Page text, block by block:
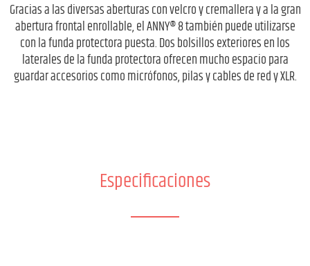
Gracias a las diversas aberturas con velcro y cremallera y a la gran
abertura frontal enrollable, el ANNY® 8 también puede utilizarse
con la funda protectora puesta. Dos bolsillos exteriores en los
laterales de la funda protectora ofrecen mucho espacio para
guardar accesorios como micrófonos, pilas y cables de red y XLR.
Especificaciones